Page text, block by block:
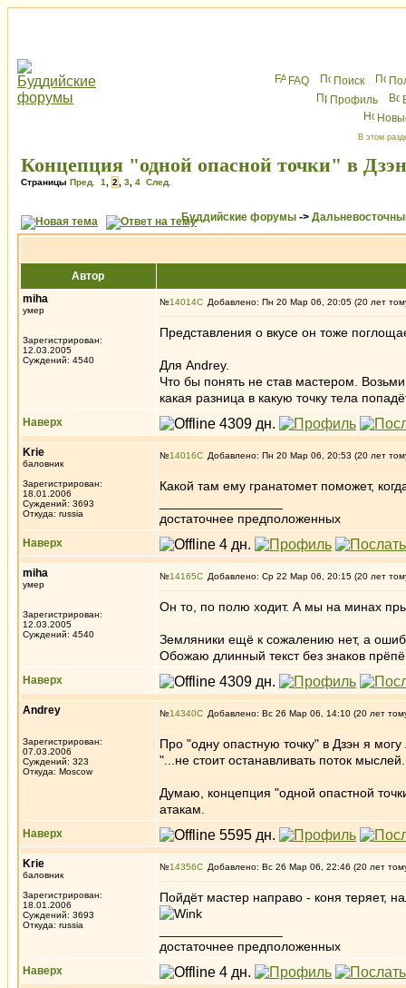
FAQ Поиск
Профиль
В этом
Концепция "одной опасной точки" в Дзэн
Страницы Пред. 1 2 3 4 След.
Буддийские форумы ->
Автор
miha
умер
Зарегистрирован:
12.03.2005
Суждений: 4540
№14014 Добавлено: Пн 20 Мар 06, 20:05 (20 лет
Представления о вкусе он тоже
Для Andrey.
Что бы понять не став мастером.
какая разница в какую точку тела
Наверх
Krie
баловник
Зарегистрирован:
18.01.2006
Суждений: 3693
Откуда: russia
№14016 Добавлено: Пн 20 Мар 06, 20:53 (20 лет
Какой там ему гранатомет поможет,
достаточнее предположенных
Наверх
miha
умер
Зарегистрирован:
12.03.2005
Суждений: 4540
№14165 Добавлено: Ср 22 Мар 06, 20:15 (20 лет
Он то, по полю ходит. А мы на минах
Земляники ещё к сожалению нет, а
Обожаю длинный текст без знаков
Наверх
Andrey
Зарегистрирован:
07.03.2006
Суждений: 323
Откуда: Moscow
№14340 Добавлено: Вс 26 Мар 06, 14:10 (20 лет
Про "одну опастную точку" в Дзэн я
"...не стоит останавливать поток
Думаю, концепция "одной опастной
атакам.
Наверх
Krie
баловник
Зарегистрирован:
18.01.2006
Суждений: 3693
Откуда: russia
№14356 Добавлено: Вс 26 Мар 06, 22:46 (20 лет
Пойдёт мастер направо - коня теряет,
достаточнее предположенных
Наверх